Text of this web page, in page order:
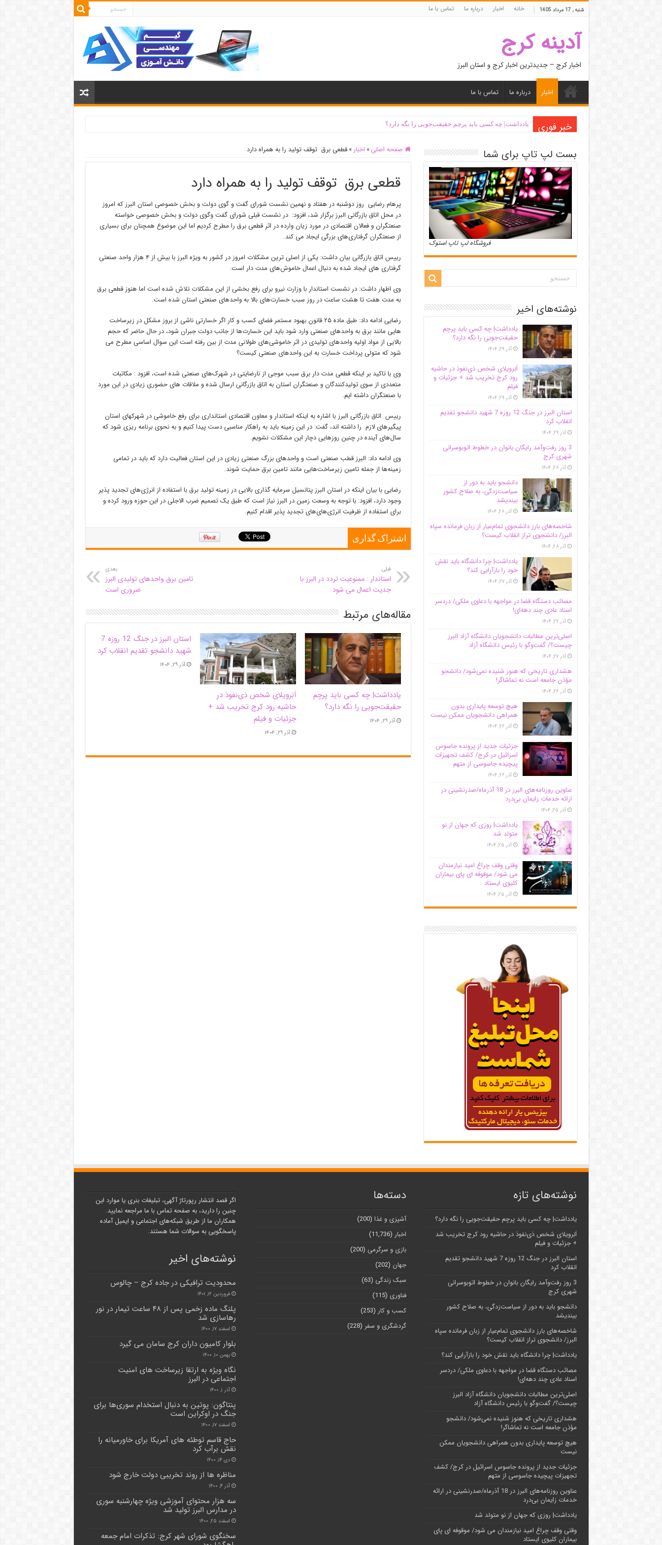
شنبه , 17 مرداد 1405 خانه اخبار درباره ما تماس با ما
آدینه کرج
اخبار کرج – جدیدترین اخبار کرج و استان البرز
اخبار درباره ما تماس با ما
خبر فوری یادداشت| ‌چه کسی باید پرچم حقیقت‌جویی را نگه دارد؟
صفحه اصلی » اخبار » قطعی برق توقف تولید را به همراه دارد
قطعی برق توقف تولید را به همراه دارد
پرهام رضایی روز دوشنبه در هفتاد و نهمین نشست شورای گفت و گوی دولت و بخش خصوصی استان البرز که امروز
در محل اتاق بازرگانی البرز برگزار شد، افزود: در نشست قبلی شورای گفت وگوی دولت و بخش خصوصی خواسته
صنعتگران و فعالان اقتصادی در مورد زیان وارده در اثر قطعی برق را مطرح کردیم اما این موضوع همچنان برای بسیاری
از صنعتگران گرفتاری‌های بزرگی ایجاد می کند.
رییس اتاق بازرگانی بیان داشت: یکی از اصلی ترین مشکلات امروز در کشور به ویژه البرز با بیش از ۴ هزار واحد صنعتی
گرفتاری های ایجاد شده به دنبال اعمال خاموش‌های مدت دار است.
وی اظهار داشت: در نشست استاندار با وزارت نیرو برای رفع بخشی از این مشکلات تلاش شده است اما هنوز قطعی برق
به مدت هفت تا هشت ساعت در روز سبب خسارت‌های بالا به واحدهای صنعتی استان شده است.
رضایی ادامه داد: طبق ماده ۲۵ قانون بهبود مستمر فضای کسب و کار اگر خسارتی ناشی از بروز مشکل در زیرساخت
هایی مانند برق به واحدهای صنعتی وارد شود باید این خسارت‌ها از جانب دولت جبران شود، در حال حاضر که حجم
بالایی از مواد اولیه واحدهای تولیدی در اثر خاموشی‌های طولانی مدت از بین رفته است این سوال اساسی مطرح می
شود که متولی پرداخت خسارت به این واحدهای صنعتی کیست؟
وی با تاکید بر اینکه قطعی مدت دار برق سبب موجی از نارضایتی در شهرک‌های صنعتی شده است، افزود : مکاتبات
متعددی از سوی تولیدکنندگان و صنعتگران استان به اتاق بازرگانی ارسال شده و ملاقات های حضوری زیادی در این مورد
با صنعتگران داشته ایم.
رییس اتاق بازرگانی البرز با اشاره به اینکه استاندار و معاون اقتصادی استانداری برای رفع خاموشی در شهرکهای استان
پیگیرهای لازم را داشته اند، گفت: در این زمینه باید به راهکار مناسبی دست پیدا کنیم و به نحوی برنامه ریزی شود که
سال‌های آینده در چنین روزهایی دچار این مشکلات نشویم.
وی ادامه داد: البرز قطب صنعتی است و واحدهای بزرگ صنعتی زیادی در این استان فعالیت دارد که باید در تمامی
زمینه‌ها از جمله تامین زیرساخت‌هایی مانند تامین برق حمایت شوند.
رضایی با بیان اینکه در استان البرز پتانسیل سرمایه گذاری بالایی در زمینه تولید برق با استفاده از انرژی‌های تجدید پذیر
وجود دارد، افزود: با توجه به وسعت زمین در البرز نیاز است که طبق یک تصمیم ضرب الاجلی در این حوزه ورود کرده و
برای استفاده از ظرفیت انرژی‌های‌های تجدید پذیر اقدام کنیم.
اشتراک گذاری
قبلی
استاندار : ممنوعیت تردد در البرز با
جدیت اعمال می شود
بعدی
تامین برق واحدهای تولیدی البرز
ضروری است
مقاله‌های مرتبط
یادداشت| ‌چه کسی باید پرچم
حقیقت‌جویی را نگه دارد؟
آذر ۲۹, ۱۴۰۴
اَبَر‌ویلای شخص ذی‌نفوذ در
حاشیه‌ رود کرج تخریب شد +
جزئیات و فیلم
آذر ۲۹, ۱۴۰۴
استان البرز در جنگ 12 روزه 7
شهید دانشجو تقدیم انقلاب کرد
آذر ۲۹, ۱۴۰۴
بست لپ تاپ برای شما
فروشگاه لپ تاپ استوک
نوشته‌های اخیر
یادداشت| ‌چه کسی باید پرچم
حقیقت‌جویی را نگه دارد؟
آذر ۲۹, ۱۴۰۴
اَبَر‌ویلای شخص ذی‌نفوذ در حاشیه‌
رود کرج تخریب شد + جزئیات و
فیلم
آذر ۲۹, ۱۴۰۴
استان البرز در جنگ 12 روزه 7 شهید دانشجو تقدیم
انقلاب کرد
آذر ۲۹, ۱۴۰۴
3 روز رفت‌وآمد رایگان بانوان در خطوط اتوبوسرانی
شهری کرج
آذر ۲۸, ۱۴۰۴
دانشجو باید به دور از
سیاست‌زدگی، به صلاح کشور
بیندیشد
آذر ۲۸, ۱۴۰۴
شاخصه‌های بارز دانشجوی تمام‌عیار از زبان فرمانده سپاه
البرز/ دانشجوی تراز انقلاب کیست؟
آذر ۲۸, ۱۴۰۴
یادداشت| چرا دانشگاه باید نقش
خود را بازآرایی کند؟
آذر ۲۷, ۱۴۰۴
مصائب دستگاه قضا در مواجهه با دعاوی ملکی/ دردسر
اسناد عادی چند‌ دهه‌ای!
آذر ۲۷, ۱۴۰۴
اصلی‌ترین مطالبات دانشجویان دانشگاه آزاد البرز
چیست؟/ گفت‌وگو با رئیس دانشگاه آز‌اد
آذر ۲۷, ۱۴۰۴
هشداری تاریخی که هنوز شنیده نمی‌شود/ دانشجو
مؤذن جامعه است نه تماشاگر!
آذر ۲۶, ۱۴۰۴
هیچ توسعه پایداری بدون
همراهی دانشجویان ممکن نیست
آذر ۲۶, ۱۴۰۴
جزئیات جدید از پرونده جاسوس
اسرائیل در کرج/‌ کشف تجهیزات
پیچیده جاسوسی از متهم
آذر ۲۶, ۱۴۰۴
عناوین روزنامه‌های البرز در ‌18 آذرماه/صدرنشینی در
ارائه خدمات زایمان بی‌درد
آذر ۲۵, ۱۴۰۴
یادداشت| روزی که جهان از نو
متولد شد
آذر ۲۵, ۱۴۰۴
وقتی وقف چراغ امید نیازمندان
می شود/ موقوفه ای پای بیماران
کلیوی ایستاد
آذر ۲۵, ۱۴۰۴
نوشته‌های تازه
یادداشت| ‌چه کسی باید پرچم حقیقت‌جویی را نگه دارد؟
اَبَر‌ویلای شخص ذی‌نفوذ در حاشیه‌ رود کرج تخریب شد
+ جزئیات و فیلم
استان البرز در جنگ 12 روزه 7 شهید دانشجو تقدیم
انقلاب کرد
3 روز رفت‌وآمد رایگان بانوان در خطوط اتوبوسرانی
شهری کرج
دانشجو باید به دور از سیاست‌زدگی، به صلاح کشور
بیندیشد
شاخصه‌های بارز دانشجوی تمام‌عیار از زبان فرمانده سپاه
البرز/ دانشجوی تراز انقلاب کیست؟
یادداشت| چرا دانشگاه باید نقش خود را بازآرایی کند؟
مصائب دستگاه قضا در مواجهه با دعاوی ملکی/ دردسر
اسناد عادی چند‌ دهه‌ای!
اصلی‌ترین مطالبات دانشجویان دانشگاه آزاد البرز
چیست؟/ گفت‌وگو با رئیس دانشگاه آز‌اد
هشداری تاریخی که هنوز شنیده نمی‌شود/ دانشجو
مؤذن جامعه است نه تماشاگر!
هیچ توسعه پایداری بدون همراهی دانشجویان ممکن
نیست
جزئیات جدید از پرونده جاسوس اسرائیل در کرج/‌ کشف
تجهیزات پیچیده جاسوسی از متهم
عناوین روزنامه‌های البرز در ‌18 آذرماه/صدرنشینی در ارائه
خدمات زایمان بی‌درد
یادداشت| روزی که جهان از نو متولد شد
وقتی وقف چراغ امید نیازمندان می شود/ موقوفه ای پای
بیماران کلیوی ایستاد
دسته‌ها
آشپزی و غذا (200)
اخبار (11,736)
بازی و سرگرمی (200)
جهان (202)
سبک زندگی (63)
فناوری (115)
کسب و کار (253)
گردشگری و سفر (228)
اگر قصد انتشار رپورتاژ آگهی، تبلیغات بنری یا موارد این
چنین را دارید، به صفحه تماس با ما مراجعه نمایید.
همکاران ما از طریق شبکه‌های اجتماعی و ایمیل آماده
پاسخگویی به سوالات شما هستند.
نوشته‌های اخیر
محدودیت ترافیکی در جاده کرج – چالوس
فروردین ۱۲, ۱۴۰۱
پلنگ ماده زخمی پس از ۴۸ ساعت تیمار در نور
رهاسازی شد
اسفند ۱۷, ۱۴۰۰
بلوار کامیون داران کرج سامان می گیرد
بهمن ۱۰, ۱۴۰۰
نگاه ویژه به ارتقا زیرساخت های امنیت
اجتماعی در البرز
آذر ۱, ۱۴۰۰
پنتاگون: پوتین به دنبال استخدام سوری‌ها برای
جنگ در اوکراین است
اسفند ۱۷, ۱۴۰۰
حاج قاسم توطئه های آمریکا برای خاورمیانه را
نقش برآب کرد
دی ۱۴, ۱۴۰۰
مناظره ها از روند تخریبی دولت خارج شود
آذر ۴, ۱۴۰۰
سه هزار محتوای آموزشی ویژه چهارشنبه سوری
در مدارس البرز تولید شد
اسفند ۲۵, ۱۴۰۰
سخنگوی شورای شهر کرج: تذکرات امام جمعه